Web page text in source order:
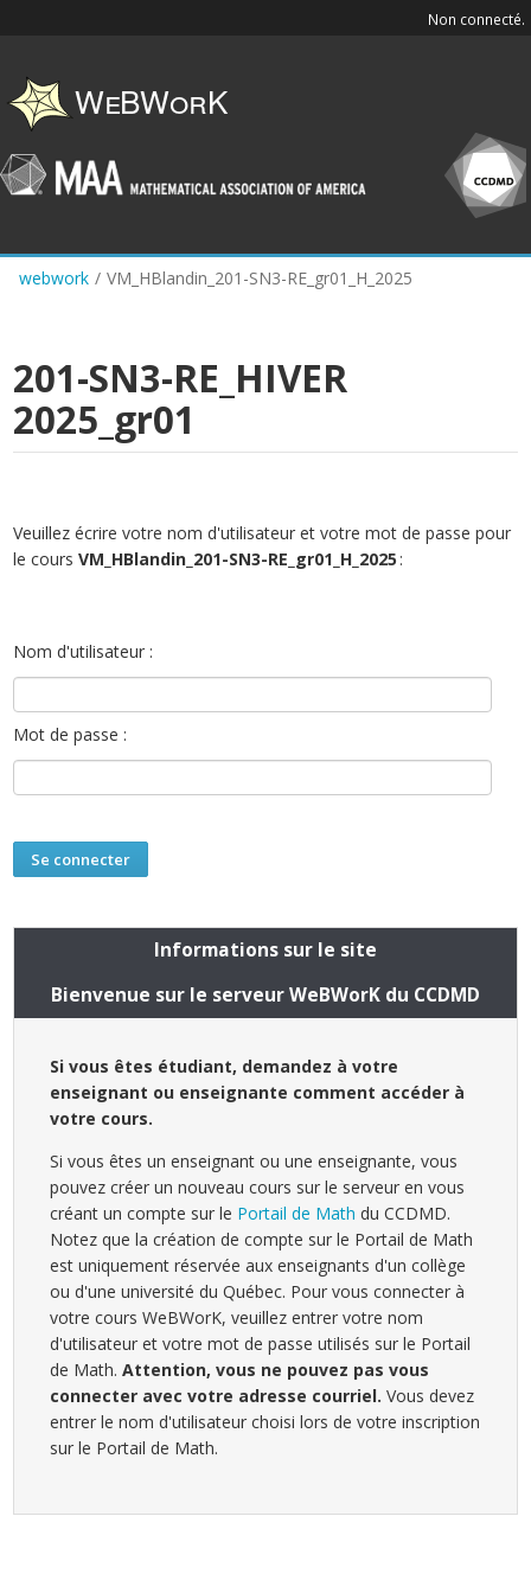
content
Non connecté.
webwork / VM_HBlandin_201-SN3-RE_gr01_H_2025
201-SN3-RE_HIVER
2025_gr01
Veuillez écrire votre nom d'utilisateur et votre mot de passe pour
le coursVM_HBlandin_201-SN3-RE_gr01_H_2025 :
Nom d'utilisateur :
Mot de passe :
Informations sur le site
Bienvenue sur le serveur WeBWorK du CCDMD
Si vous êtes étudiant, demandez à votre
enseignant ou enseignante comment accéder à
votre cours.
Si vous êtes un enseignant ou une enseignante, vous
pouvez créer un nouveau cours sur le serveur en vous
créant un compte sur le Portail de Math du CCDMD.
Notez que la création de compte sur le Portail de Math
est uniquement réservée aux enseignants d'un collège
ou d'une université du Québec. Pour vous connecter à
votre cours WeBWorK, veuillez entrer votre nom
d'utilisateur et votre mot de passe utilisés sur le Portail
de Math.Attention, vous ne pouvez pas vous
connecter avec votre adresse courriel. Vous devez
entrer le nom d'utilisateur choisi lors de votre inscription
sur le Portail de Math.